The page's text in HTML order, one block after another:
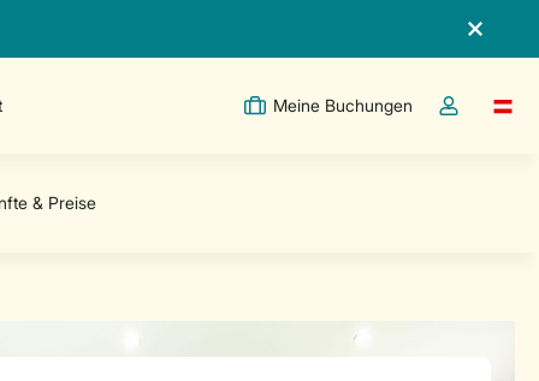
Meine Buchungen
Dropdown-